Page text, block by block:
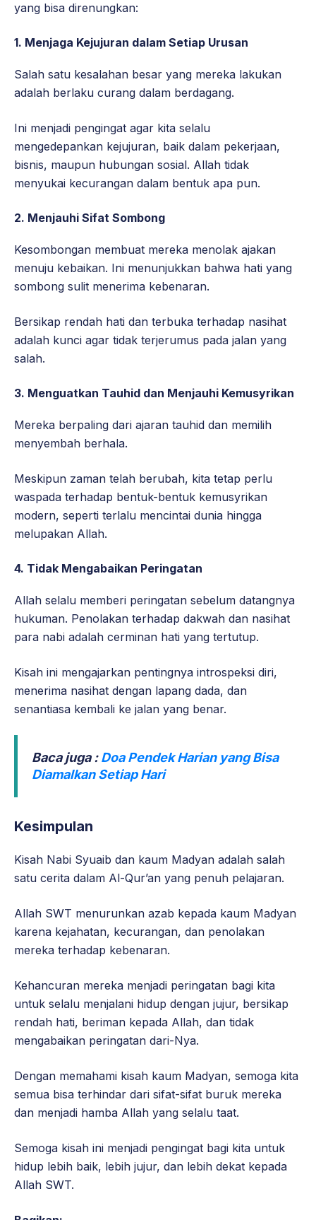
yang bisa direnungkan:
1. Menjaga Kejujuran dalam Setiap Urusan
Salah satu kesalahan besar yang mereka lakukan
adalah berlaku curang dalam berdagang.
Ini menjadi pengingat agar kita selalu
mengedepankan kejujuran, baik dalam pekerjaan,
bisnis, maupun hubungan sosial. Allah tidak
menyukai kecurangan dalam bentuk apa pun.
2. Menjauhi Sifat Sombong
Kesombongan membuat mereka menolak ajakan
menuju kebaikan. Ini menunjukkan bahwa hati yang
sombong sulit menerima kebenaran.
Bersikap rendah hati dan terbuka terhadap nasihat
adalah kunci agar tidak terjerumus pada jalan yang
salah.
3. Menguatkan Tauhid dan Menjauhi Kemusyrikan
Mereka berpaling dari ajaran tauhid dan memilih
menyembah berhala.
Meskipun zaman telah berubah, kita tetap perlu
waspada terhadap bentuk-bentuk kemusyrikan
modern, seperti terlalu mencintai dunia hingga
melupakan Allah.
4. Tidak Mengabaikan Peringatan
Allah selalu memberi peringatan sebelum datangnya
hukuman. Penolakan terhadap dakwah dan nasihat
para nabi adalah cerminan hati yang tertutup.
Kisah ini mengajarkan pentingnya introspeksi diri,
menerima nasihat dengan lapang dada, dan
senantiasa kembali ke jalan yang benar.
Baca juga :Doa Pendek Harian yang Bisa
Diamalkan Setiap Hari
Kesimpulan
Kisah Nabi Syuaib dan kaum Madyan adalah salah
satu cerita dalam Al-Qur’an yang penuh pelajaran.
Allah SWT menurunkan azab kepada kaum Madyan
karena kejahatan, kecurangan, dan penolakan
mereka terhadap kebenaran.
Kehancuran mereka menjadi peringatan bagi kita
untuk selalu menjalani hidup dengan jujur, bersikap
rendah hati, beriman kepada Allah, dan tidak
mengabaikan peringatan dari-Nya.
Dengan memahami kisah kaum Madyan, semoga kita
semua bisa terhindar dari sifat-sifat buruk mereka
dan menjadi hamba Allah yang selalu taat.
Semoga kisah ini menjadi pengingat bagi kita untuk
hidup lebih baik, lebih jujur, dan lebih dekat kepada
Allah SWT.